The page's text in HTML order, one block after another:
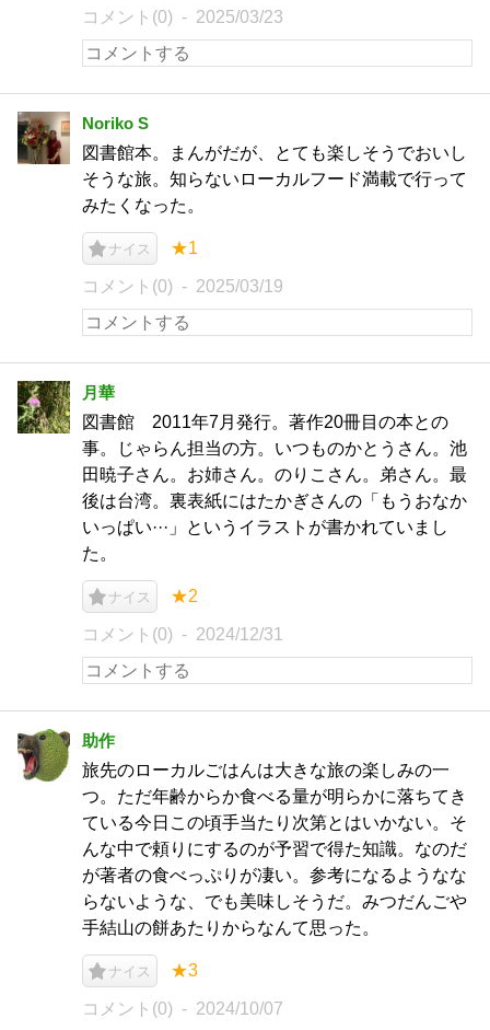
コメント(0) 2025/03/23
Noriko S
図書館本。まんがだが、とても楽しそうでおいし
そうな旅。知らないローカルフード満載で行って
みたくなった。
ナイス ★1
コメント(0) 2025/03/19
月華
図書館 2011年7月発行。著作20冊目の本との
事。じゃらん担当の方。いつものかとうさん。池
田暁子さん。お姉さん。のりこさん。弟さん。最
後は台湾。裏表紙にはたかぎさんの「もうおなか
いっぱい···」というイラストが書かれていまし
た。
ナイス ★2
コメント(0) 2024/12/31
助作
旅先のローカルごはんは大きな旅の楽しみの一
つ。ただ年齢からか食べる量が明らかに落ちてき
ている今日この頃手当たり次第とはいかない。そ
んな中で頼りにするのが予習で得た知識。なのだ
が著者の食べっぷりが凄い。参考になるようなな
らないような、でも美味しそうだ。みつだんごや
手結山の餅あたりからなんて思った。
ナイス ★3
コメント(0) 2024/10/07